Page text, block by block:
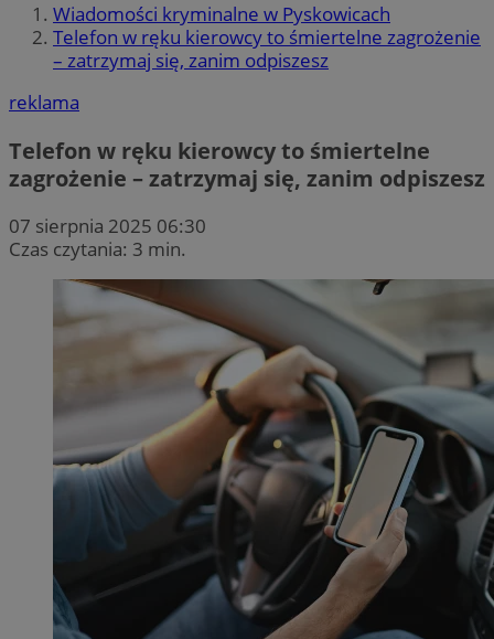
Wiadomości kryminalne w Pyskowicach
Telefon w ręku kierowcy to śmiertelne zagrożenie
– zatrzymaj się, zanim odpiszesz
reklama
Telefon w ręku kierowcy to śmiertelne
zagrożenie – zatrzymaj się, zanim odpiszesz
07 sierpnia 2025 06:30
Czas czytania: 3 min.